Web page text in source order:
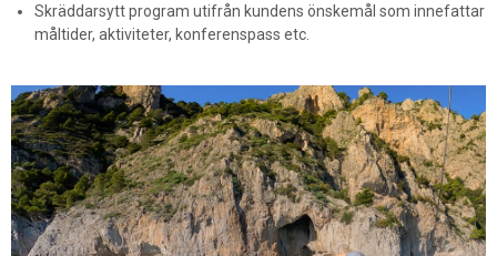
Skräddarsytt program utifrån kundens önskemål som innefattar
måltider, aktiviteter, konferenspass etc.